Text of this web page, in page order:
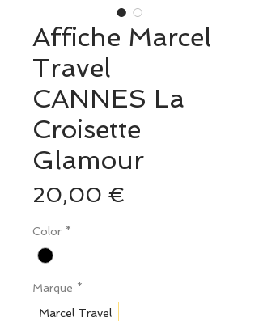
Affiche Marcel
Travel
CANNES La
Croisette
Glamour
20,00 €
Color *
Marque *
Marcel Travel